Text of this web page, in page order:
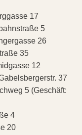
17
5
26
35
12
37
5 (Geschäft:
4
20